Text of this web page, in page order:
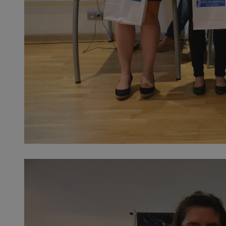
SessID
QeSessID
MvSessID
__cf_bm
suid